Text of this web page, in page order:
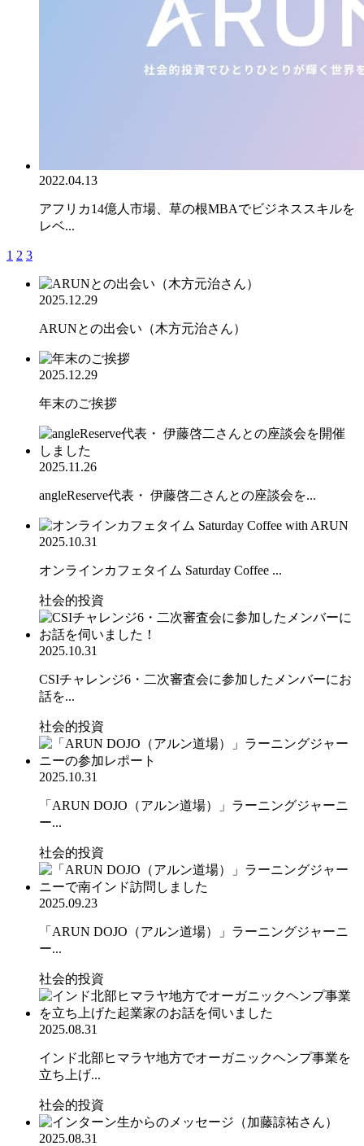
2022.04.13
アフリカ14億人市場、草の根MBAでビジネススキルを
レベ...
1 2 3
2025.12.29
ARUNとの出会い（木方元治さん）
2025.12.29
年末のご挨拶
2025.11.26
angleReserve代表・ 伊藤啓二さんとの座談会を...
2025.10.31
オンラインカフェタイム Saturday Coffee ...
社会的投資
2025.10.31
CSIチャレンジ6・二次審査会に参加したメンバーにお
話を...
社会的投資
2025.10.31
「ARUN DOJO（アルン道場）」ラーニングジャーニ
ー...
社会的投資
2025.09.23
「ARUN DOJO（アルン道場）」ラーニングジャーニ
ー...
社会的投資
2025.08.31
インド北部ヒマラヤ地方でオーガニックヘンプ事業を
立ち上げ...
社会的投資
2025.08.31